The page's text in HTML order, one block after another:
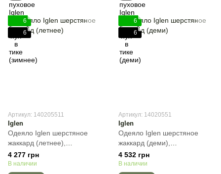
6
6
Артикул: 140205511
Iglen
Одеяло Iglen шерстяное
жаккард (летнее),
Полуторный, 140х205 см,
450 г
4 277 грн
В наличии
6
6
Артикул: 14020551
Iglen
Одеяло Iglen шерстяное
жаккард (деми),
Полуторный, 140х205 см,
800 г
4 532 грн
В наличии